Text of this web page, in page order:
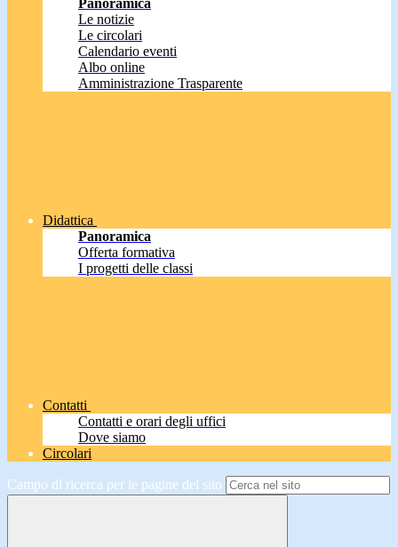
Panoramica
Le notizie
Le circolari
Calendario eventi
Albo online
Amministrazione Trasparente
Didattica
Panoramica
Offerta formativa
I progetti delle classi
Contatti
Contatti e orari degli uffici
Dove siamo
Circolari
Campo di ricerca per le pagine del sito